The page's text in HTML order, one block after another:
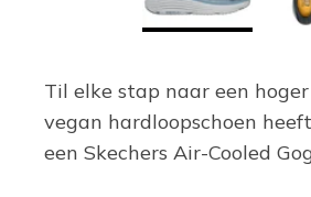
Til elke stap naar een
vegan hardloopschoen
een Skechers Air-Cooled